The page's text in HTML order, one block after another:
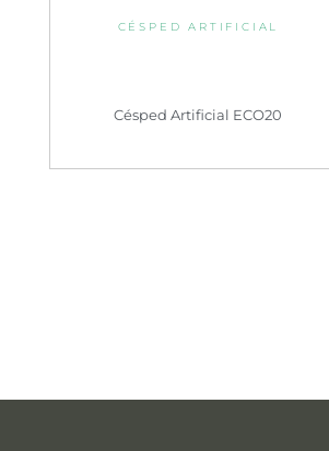
CÉSPED ARTIFICIAL
Césped Artificial ECO20